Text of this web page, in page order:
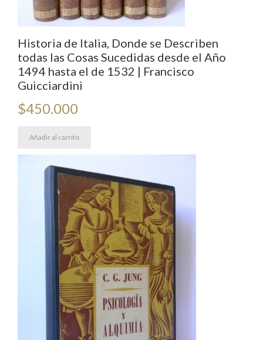
Historia de Italia, Donde se Describen
todas las Cosas Sucedidas desde el Año
1494 hasta el de 1532 | Francisco
Guicciardini
$450.000
Añadir al carrito